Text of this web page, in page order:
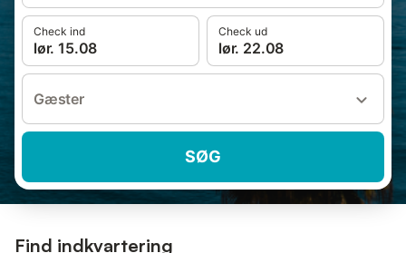
Check ind
lør. 15.08
Check ud
lør. 22.08
Gæster
SØG
Find indkvartering